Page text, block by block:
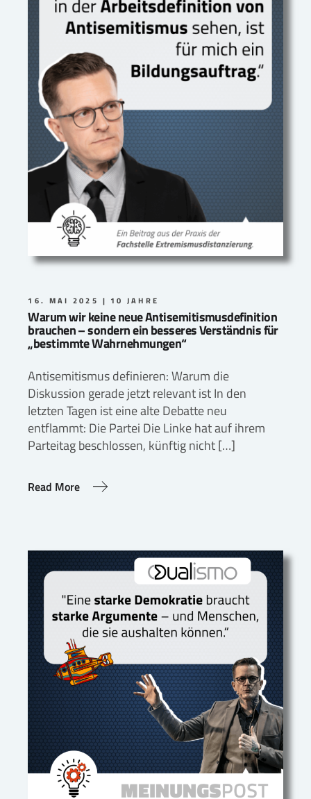
16. MAI 2025 10 JAHRE
Warum wir keine neue Antisemitismusdefinition
brauchen – sondern ein besseres Verständnis für
„bestimmte Wahrnehmungen“
Antisemitismus definieren: Warum die
Diskussion gerade jetzt relevant ist In den
letzten Tagen ist eine alte Debatte neu
entflammt: Die Partei Die Linke hat auf ihrem
Parteitag beschlossen, künftig nicht […]
Read More